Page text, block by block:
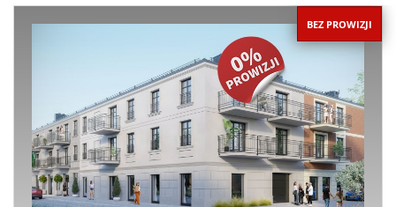
BEZ PROWIZJI